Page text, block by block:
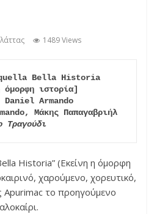
1489 Views
Bella Historia
όμορφη ιστορία]
Daniel Armando
Μάκης Παπαγαβριήλ
Τραγούδι
Historia” (Εκείνη η όμορφη
χαρούμενο, χορευτικό,
το προηγούμενο